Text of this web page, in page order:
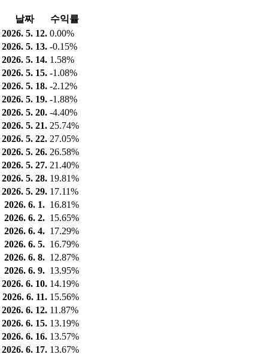
날짜
수익률
2026. 5. 12. 0.00%
2026. 5. 13. -0.15%
2026. 5. 14. 1.58%
2026. 5. 15. -1.08%
2026. 5. 18. -2.12%
2026. 5. 19. -1.88%
2026. 5. 20. -4.40%
2026. 5. 21. 25.74%
2026. 5. 22. 27.05%
2026. 5. 26. 26.58%
2026. 5. 27. 21.40%
2026. 5. 28. 19.81%
2026. 5. 29. 17.11%
2026. 6. 1. 16.81%
2026. 6. 2. 15.65%
2026. 6. 4. 17.29%
2026. 6. 5. 16.79%
2026. 6. 8. 12.87%
2026. 6. 9. 13.95%
2026. 6. 10. 14.19%
2026. 6. 11. 15.56%
2026. 6. 12. 11.87%
2026. 6. 15. 13.19%
2026. 6. 16. 13.57%
2026. 6. 17. 13.67%